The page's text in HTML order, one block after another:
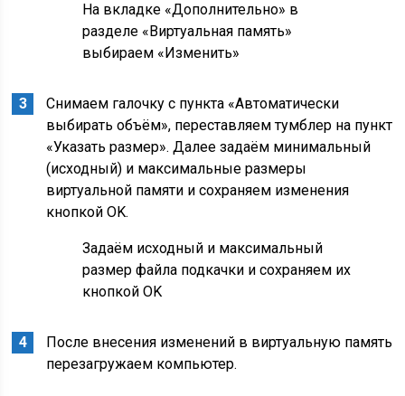
На вкладке «Дополнительно» в
разделе «Виртуальная память»
выбираем «Изменить»
Снимаем галочку с пункта «Автоматически
выбирать объём», переставляем тумблер на пункт
«Указать размер». Далее задаём минимальный
(исходный) и максимальные размеры
виртуальной памяти и сохраняем изменения
кнопкой OK.
Задаём исходный и максимальный
размер файла подкачки и сохраняем их
кнопкой OK
После внесения изменений в виртуальную память
перезагружаем компьютер.